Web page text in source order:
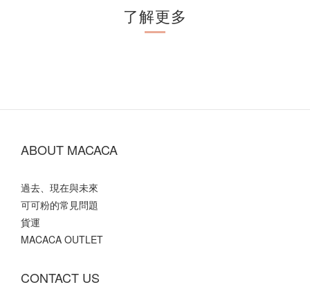
了解更多
ABOUT MACACA
過去、現在與未來
可可粉的常見問題
貨運
MACACA OUTLET
CONTACT US